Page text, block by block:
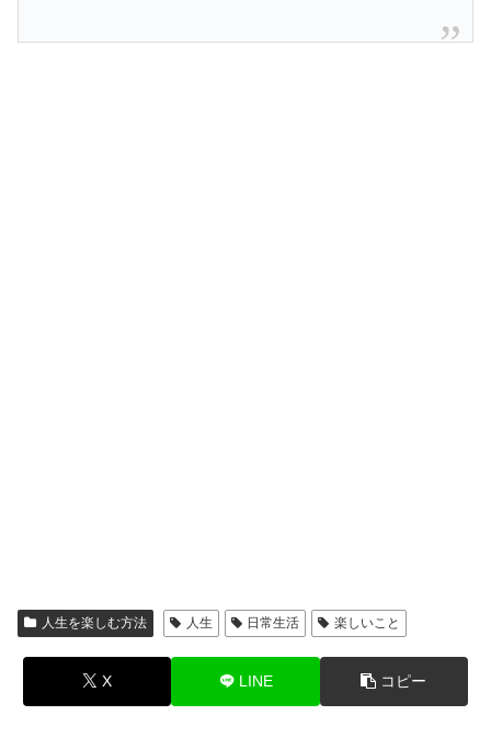
人生を楽しむ方法 人生 日常生活 楽しいこと
X LINE コピー